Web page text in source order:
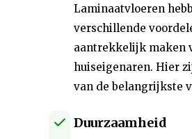
Laminaatvloeren
verschillende
aantrekkelijk maken
huiseigenaren. Hier
van de belangrijkste
Duurzaamheid